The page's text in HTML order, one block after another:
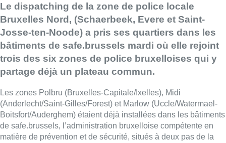
Le dispatching de la zone de police locale
Bruxelles Nord, (Schaerbeek, Evere et Saint-
Josse-ten-Noode) a pris ses quartiers dans les
bâtiments de safe.brussels mardi où elle rejoint
trois des six zones de police bruxelloises qui y
partage déjà un plateau commun.
Les zones Polbru (Bruxelles-Capitale/Ixelles), Midi
(Anderlecht/Saint-Gilles/Forest) et Marlow (Uccle/Watermael-
Boitsfort/Auderghem) étaient déjà installées dans les bâtiments
de safe.brussels, l’administration bruxelloise compétente en
matière de prévention et de sécurité, situés à deux pas de la